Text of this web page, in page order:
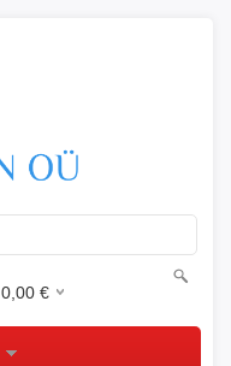
0,00€